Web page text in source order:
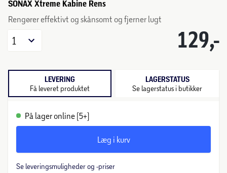
SONAX Xtreme Kabine Rens
Rengører effektivt og skånsomt og fjerner lugt
129,-
1
LEVERING
Få leveret produktet
LAGERSTATUS
Se lagerstatus i butikker
På lager online (5+)
Læg i kurv
Se leveringsmuligheder og -priser